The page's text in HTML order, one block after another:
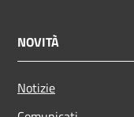
NOVITÀ
Notizie